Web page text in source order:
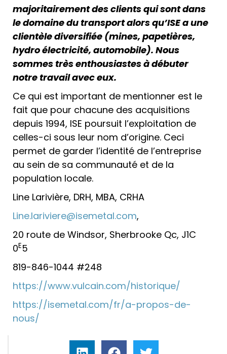
majoritairement des clients qui sont dans
le domaine du transport alors qu’ISE a une
clientèle diversifiée (mines, papetières,
hydro électricité, automobile). Nous
sommes très enthousiastes à débuter
notre travail avec eux.
Ce qui est important de mentionner est le
fait que pour chacune des acquisitions
depuis 1994, ISE poursuit l’exploitation de
celles-ci sous leur nom d’origine. Ceci
permet de garder l’identité de l’entreprise
au sein de sa communauté et de la
population locale.
Line Larivière, DRH, MBA, CRHA
Line.lariviere@isemetal.com,
20 route de Windsor, Sherbrooke Qc, J1C
0E5
819-846-1044 #248
https://www.vulcain.com/historique/
https://isemetal.com/fr/a-propos-de-
nous/